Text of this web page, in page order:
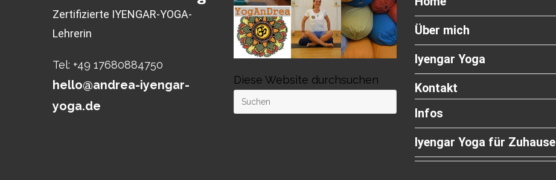
Zertifizierte IYENGAR-YOGA-
Lehrerin
Tel: +49 17680884750
hello@andrea-iyengar-
yoga.de
Diese Website durchsuchen
Press
Escape
Über mich
Iyengar Yoga
Kontakt
Infos
Iyengar Yoga für Zuhause